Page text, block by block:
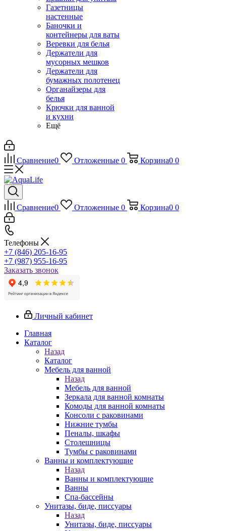
Газетницы
настенные
Баночки и
контейнеры для ваты
Веревки для белья
Держатели для
мусорных мешков
Держатели для
бумажных полотенец
Органайзеры для
белья
Крючки для ванной
и кухни
Ещё
Сравнение0 Отложенные 0 Корзина0 0
Сравнение0 Отложенные 0 Корзина0 0
Телефоны
+7 (846) 205-16-95
+7 (987) 955-16-95
Заказать звонок
Личный кабинет
Главная
Каталог
Назад
Каталог
Мебель для ванной
Назад
Мебель для ванной
Зеркала для ванной комнаты
Комоды для ванной комнаты
Консоли с раковинами
Нижние тумбы
Пеналы, шкафы
Столешницы
Тумбы с раковинами
Ванны и комплектующие
Назад
Ванны и комплектующие
Ванны
Спа-бассейны
Унитазы, биде, писсуары
Назад
Унитазы, биде, писсуары